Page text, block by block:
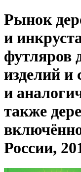
Рынок
и
футляров
изделий и
и
также
России,